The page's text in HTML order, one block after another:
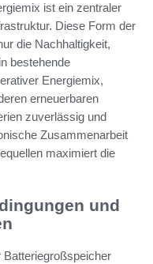
ist ein zentraler
Diese Form der
die Nachhaltigkeit,
bestehende
Energiemix,
erneuerbaren
zuverlässig und
Zusammenarbeit
maximiert die
und
Batteriegroßspeicher